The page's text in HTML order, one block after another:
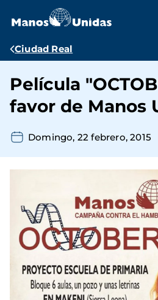
contenido
Ruta
navegación
Ciudad Real
Película
favor de Manos
Domingo, 22 febrero, 2015